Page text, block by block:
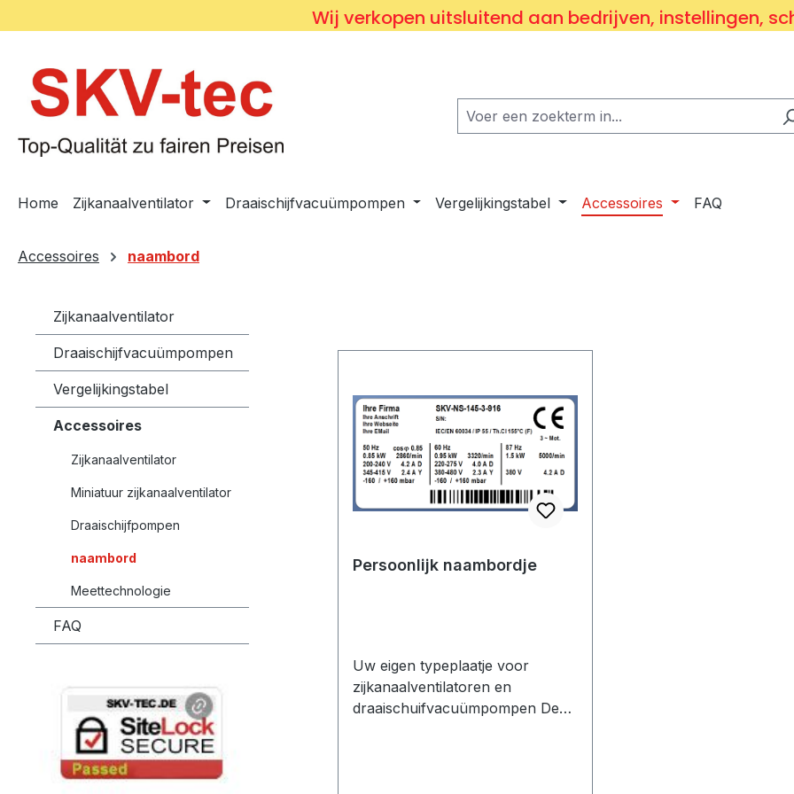
Wij verkopen uitsluitend aan bedrijven, instellingen,
Home Zijkanaalventilator Draaischijfvacuümpompen Vergelijkingstabel Accessoires FAQ
Accessoires naambord
Zijkanaalventilator
Draaischijfvacuümpompen
Vergelijkingstabel
Accessoires
Zijkanaalventilator
Miniatuur zijkanaalventilator
Draaischijfpompen
naambord
Meettechnologie
FAQ
Persoonlijk naambordje
Uw eigen typeplaatje voor
zijkanaalventilatoren en
draaischuifvacuümpompen De